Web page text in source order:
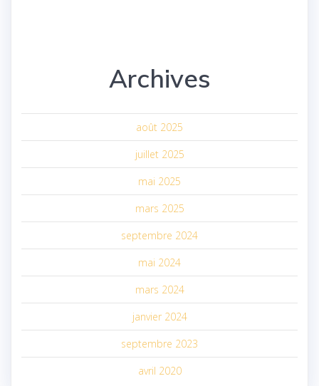
Archives
août 2025
juillet 2025
mai 2025
mars 2025
septembre 2024
mai 2024
mars 2024
janvier 2024
septembre 2023
avril 2020